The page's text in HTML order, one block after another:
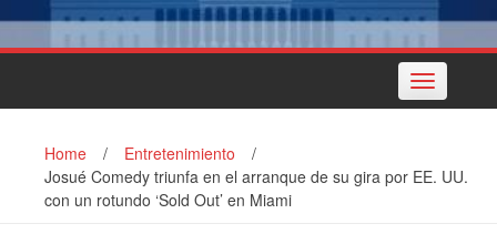
Toggle
navigation
Home / Entretenimiento
/
Josué Comedy triunfa en el arranque de su gira por EE. UU.
con un rotundo ‘Sold Out’ en Miami